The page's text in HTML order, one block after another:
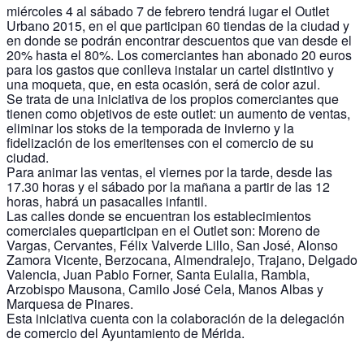
miércoles 4 al sábado 7 de febrero tendrá lugar el Outlet
Urbano 2015, en el que participan 60 tiendas de la ciudad y
en donde se podrán encontrar descuentos que van desde el
20% hasta el 80%. Los comerciantes han abonado 20 euros
para los gastos que conlleva instalar un cartel distintivo y
una moqueta, que, en esta ocasión, será de color azul.
Se trata de una iniciativa de los propios comerciantes que
tienen como objetivos de este outlet: un aumento de ventas,
eliminar los stoks de la temporada de invierno y la
fidelización de los emeritenses con el comercio de su
ciudad.
Para animar las ventas, el viernes por la tarde, desde las
17.30 horas y el sábado por la mañana a partir de las 12
horas, habrá un pasacalles infantil.
Las calles donde se encuentran los establecimientos
comerciales queparticipan en el Outlet son: Moreno de
Vargas, Cervantes, Félix Valverde Lillo, San José, Alonso
Zamora Vicente, Berzocana, Almendralejo, Trajano, Delgado
Valencia, Juan Pablo Forner, Santa Eulalia, Rambla,
Arzobispo Mausona, Camilo José Cela, Manos Albas y
Marquesa de Pinares.
Esta iniciativa cuenta con la colaboración de la delegación
de comercio del Ayuntamiento de Mérida.